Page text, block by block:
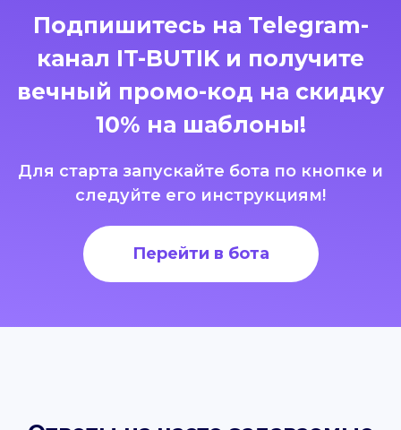
Подпишитесь на Telegram-
канал IT-BUTIK и получите
вечный промо-код на скидку
10% на шаблоны!
Для старта запускайте бота по кнопке и
следуйте его инструкциям!
Перейти в бота